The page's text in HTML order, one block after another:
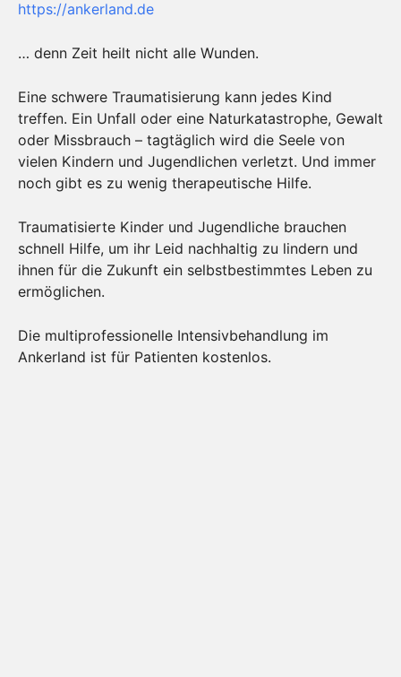
https://ankerland.de
… denn Zeit heilt nicht alle Wunden.
Eine schwere Traumatisierung kann jedes Kind
treffen. Ein Unfall oder eine Naturkatastrophe, Gewalt
oder Missbrauch – tagtäglich wird die Seele von
vielen Kindern und Jugendlichen verletzt. Und immer
noch gibt es zu wenig therapeutische Hilfe.
Traumatisierte Kinder und Jugendliche brauchen
schnell Hilfe, um ihr Leid nachhaltig zu lindern und
ihnen für die Zukunft ein selbstbestimmtes Leben zu
ermöglichen.
Die multiprofessionelle Intensivbehandlung im
Ankerland ist für Patienten kostenlos.